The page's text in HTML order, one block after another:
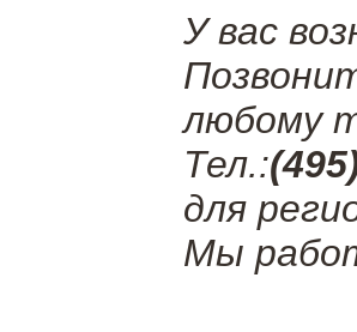
У вас
любому
Тел.:
для
Мы